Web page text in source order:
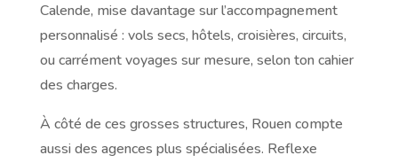
Calende, mise davantage sur l’accompagnement
personnalisé : vols secs, hôtels, croisières, circuits,
ou carrément voyages sur mesure, selon ton cahier
des charges.
À côté de ces grosses structures, Rouen compte
aussi des agences plus spécialisées. Reflexe